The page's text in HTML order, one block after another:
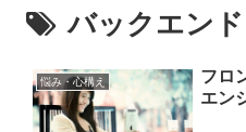
バックエンド
悩み・心構え
フロ
エン